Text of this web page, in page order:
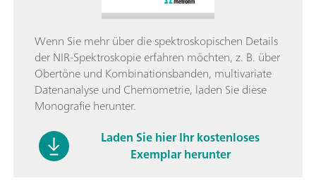
Wenn Sie mehr über die spektroskopischen Details
der NIR-Spektroskopie erfahren möchten, z. B. über
Obertöne und Kombinationsbanden, multivariate
Datenanalyse und Chemometrie, laden Sie diese
Monografie herunter.
Laden Sie hier Ihr kostenloses
Exemplar herunter